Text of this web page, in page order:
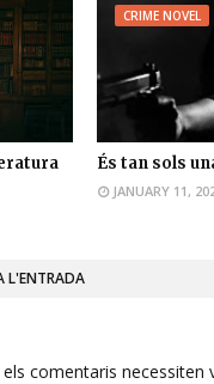
CRIME NOVEL
És tan sols
JANUARY 11,
L'ENTRADA
comentaris necessiten